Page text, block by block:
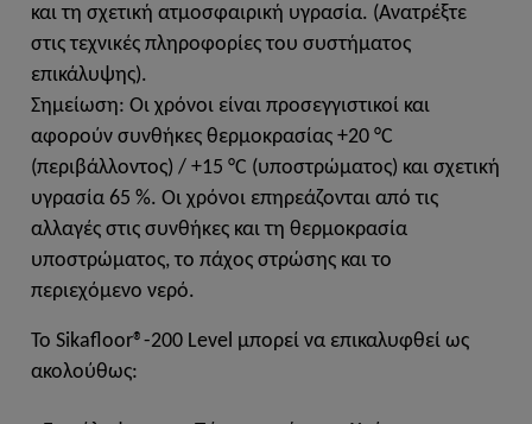
και τη σχετική ατμοσφαιρική υγρασία. (Ανατρέξτε
στις τεχνικές πληροφορίες του συστήματος
επικάλυψης).
Σημείωση: Οι χρόνοι είναι προσεγγιστικοί και
αφορούν συνθήκες θερμοκρασίας +20 °C
(περιβάλλοντος) / +15 °C (υποστρώματος) και σχετική
υγρασία 65 %. Οι χρόνοι επηρεάζονται από τις
αλλαγές στις συνθήκες και τη θερμοκρασία
υποστρώματος, το πάχος στρώσης και το
περιεχόμενο νερό.
Το Sikafloor®-200 Level μπορεί να επικαλυφθεί ως
ακολούθως: